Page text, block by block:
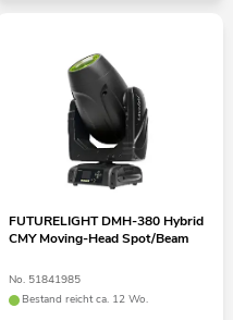
FUTURELIGHT DMH-380 Hybrid
CMY Moving-Head Spot/Beam
No. 51841985
Bestand reicht ca. 12 Wo.